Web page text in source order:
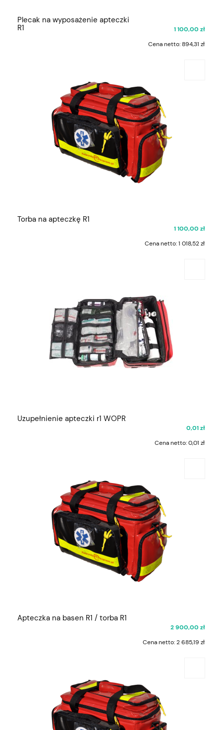
Plecak na wyposażenie apteczki
R1
1 100,00 zł
Cena netto:894,31 zł
Torba na apteczkę R1
1 100,00 zł
Cena netto:1 018,52 zł
Uzupełnienie apteczki r1 WOPR
0,01 zł
Cena netto:0,01 zł
Apteczka na basen R1 / torba R1
2 900,00 zł
Cena netto:2 685,19 zł